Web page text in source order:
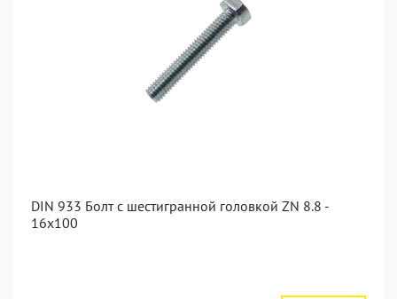
DIN 933 Болт с шестигранной головкой ZN 8.8 -
16x100